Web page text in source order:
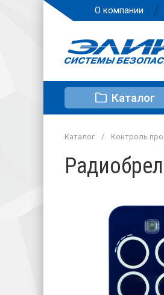
О компании
Каталог
Каталог Контроль